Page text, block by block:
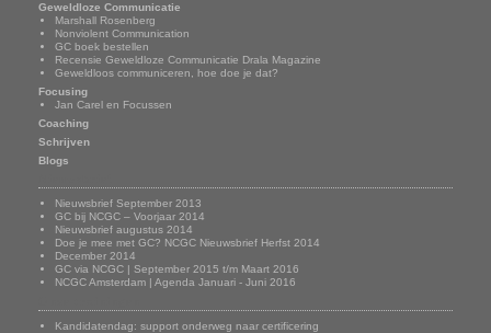
Geweldloze Communicatie
Marshall Rosenberg
Nonviolent Communication
GC boek bestellen
Recensie Geweldloze Communicatie Drala Magazine
Geweldloos communiceren, hoe doe je dat?
Focusing
Jan Carel en Focussen
Coaching
Schrijven
Blogs
Nieuwsbrief September 2013
GC bij NCGC – Voorjaar 2014
Nieuwsbrief augustus 2014
Doe je mee met GC? NCGC Nieuwsbrief Herfst 2014
December 2014
GC via NCGC | September 2015 t/m Maart 2016
NCGC Amsterdam | Agenda Januari - Juni 2016
Kandidatendag: support onderweg naar certificering